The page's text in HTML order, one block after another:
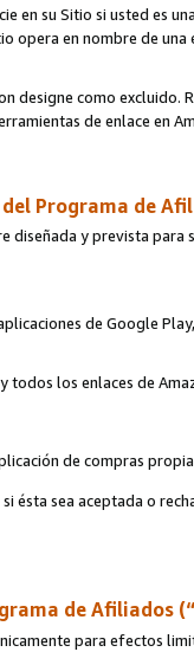
en su Sitio si usted es
opera en nombre de
designe como excluido.
de enlace en
Programa de
diseñada y prevista
de Google
los enlaces de
de compras
ésta sea aceptada o
de Afiliados
para efectos